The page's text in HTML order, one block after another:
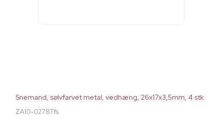
Snemand, sølvfarvet metal, vedhæng, 26x17x3,5mm, 4 stk
ZA10-0278Tfs